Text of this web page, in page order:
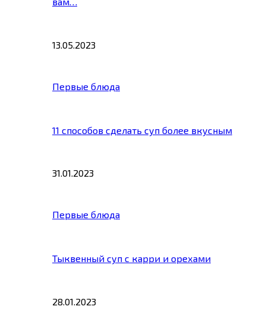
13.05.2023
Первые блюда
11 способов сделать суп более вкусным
31.01.2023
Первые блюда
Тыквенный суп с карри и орехами
28.01.2023